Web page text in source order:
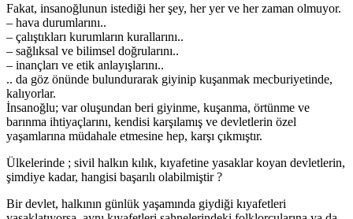
Fakat, insanoğlunun istediği her şey, her yer ve her zaman olmuyor.
– hava durumlarını..
– çalıştıkları kurumların kurallarını..
– sağlıksal ve bilimsel doğrularını..
– inançları ve etik anlayışlarını..
.. da göz önünde bulundurarak giyinip kuşanmak mecburiyetinde,
kalıyorlar.
İnsanoğlu; var oluşundan beri giyinme, kuşanma, örtünme ve
barınma ihtiyaçlarını, kendisi karşılamış ve devletlerin özel
yaşamlarına müdahale etmesine hep, karşı çıkmıştır.
Ülkelerinde ; sivil halkın kılık, kıyafetine yasaklar koyan devletlerin,
şimdiye kadar, hangisi başarılı olabilmiştir ?
Bir devlet, halkının günlük yaşamında giydiği kıyafetleri